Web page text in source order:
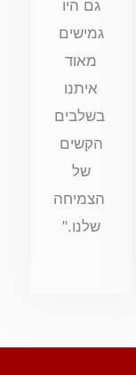
גם היו
גמישים
מאוד
איתנו
בשלבים
הקשים
של
הצמיחה
שלנו."